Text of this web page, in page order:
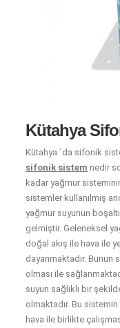
Kütahya
Kütahya `da sifonik
sifonik sistem nedir
kadar yağmur
sistemler kullanılmış
yağmur suyunun
gelmiştir. Geleneksel
doğal akış ile hava ile
dayanmaktadır. Bunun
olması ile
suyun sağlıklı bir
olmaktadır. Bu
hava ile birlikte